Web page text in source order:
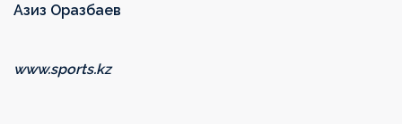
Азиз Оразбаев
www.sports.kz